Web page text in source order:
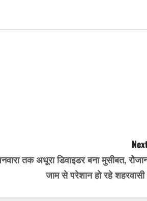
तक अधूरा डिवाइडर बना मुसीबत,
जाम से परेशान हो रहे